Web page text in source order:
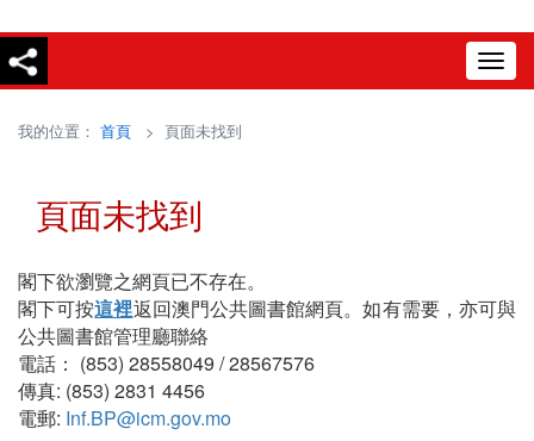
我的位置： 首頁 > 頁面未找到
頁面未找到
閣下欲瀏覽之網頁已不存在。
閣下可按這裡返回澳門公共圖書館網頁。如有需要，亦可與
公共圖書館管理廳聯絡
電話： (853) 28558049 / 28567576
傳真: (853) 2831 4456
電郵: Inf.BP@icm.gov.mo